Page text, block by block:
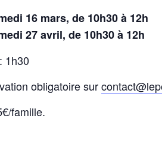
16 mars, de 10h30 à 12h
27 avril, de 10h30 à 12h
1h30
obligatoire sur
famille.